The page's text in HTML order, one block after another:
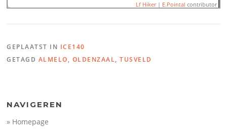
Lf Hiker| E.Pointal contributor
GEPLAATST IN ICE140
GETAGD ALMELO, OLDENZAAL,TUSVELD
NAVIGEREN
» Homepage